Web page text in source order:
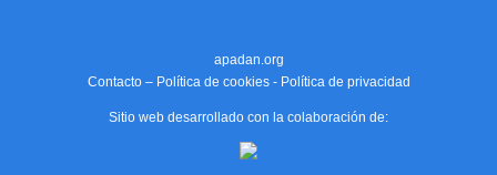
apadan.org
Contacto– Política de cookies- Política de privacidad
Sitio web desarrollado con la colaboración de: